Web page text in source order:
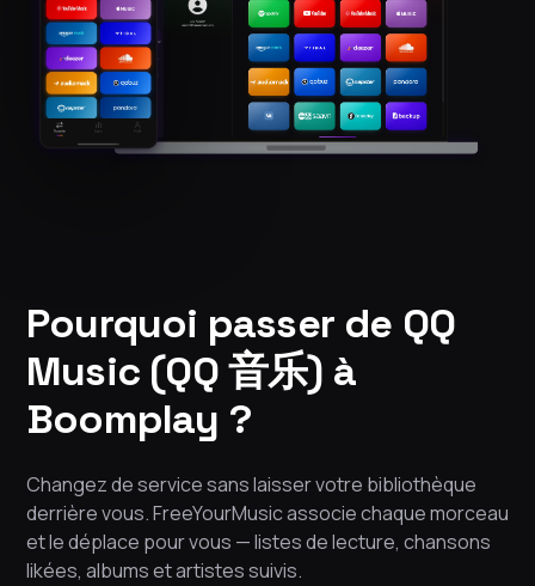
Pourquoi passer de QQ
Music (QQ 音乐) à
Boomplay ?
Changez de service sans laisser votre bibliothèque
derrière vous. FreeYourMusic associe chaque morceau
et le déplace pour vous — listes de lecture, chansons
likées, albums et artistes suivis.